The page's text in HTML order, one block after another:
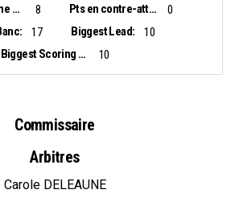
Points de 2ème chance:
8 Pts en contre-attaque:
0
17 Biggest Lead:
10
Biggest Scoring Run:
10
Commissaire
Arbitres
Carole DELEAUNE